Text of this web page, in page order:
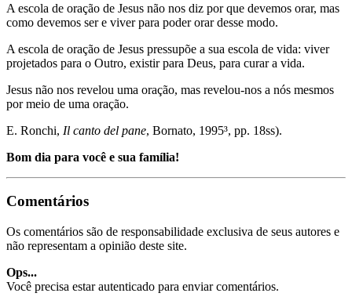
A escola de oração de Jesus não nos diz por que devemos orar, mas
como devemos ser e viver para poder orar desse modo.
A escola de oração de Jesus pressupõe a sua escola de vida: viver
projetados para o Outro, existir para Deus, para curar a vida.
Jesus não nos revelou uma oração, mas revelou-nos a nós mesmos
por meio de uma oração.
E. Ronchi, Il canto del pane, Bornato, 1995³, pp. 18ss).
Bom dia para você e sua família!
Comentários
Os comentários são de responsabilidade exclusiva de seus autores e
não representam a opinião deste site.
Ops...
Você precisa estar autenticado para enviar comentários.